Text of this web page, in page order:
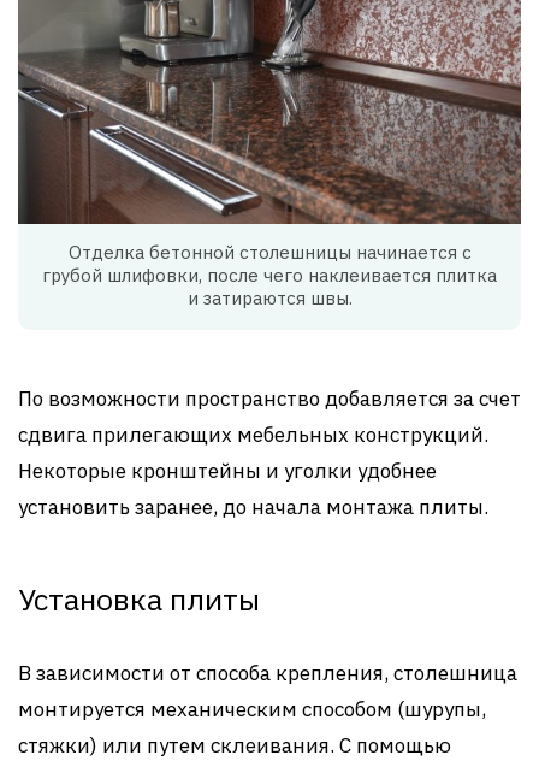
Отделка бетонной столешницы начинается с
грубой шлифовки, после чего наклеивается плитка
и затираются швы.
По возможности пространство добавляется за счет
сдвига прилегающих мебельных конструкций.
Некоторые кронштейны и уголки удобнее
установить заранее, до начала монтажа плиты.
Установка плиты
В зависимости от способа крепления, столешница
монтируется механическим способом (шурупы,
стяжки) или путем склеивания. С помощью